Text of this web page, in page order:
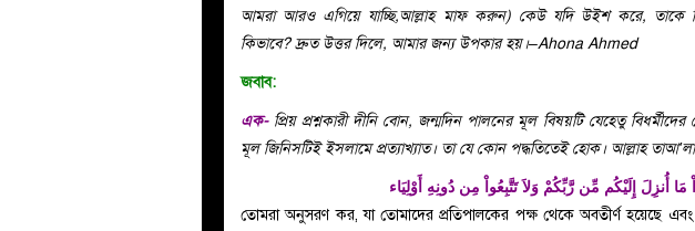
আমরা আরও এগিয়ে যাচ্ছি,আল্লাহ মাফ করুন) কেউ যদি উইশ করে, তাকে
কিভাবে? দ্রুত উত্তর দিলে, আমার জন্য উপকার হয়।–Ahona Ahmed
জবাব:
এক- প্রিয় প্রশ্নকারী দীনি বোন, জন্মদিন পালনের মূল বিষয়টি যেহেতু
মূল জিনিসটিই ইসলামে প্রত্যাখ্যাত। তা যে কোন পদ্ধতিতেই হোক। আল্লাহ
مَا أُنزِلَ إِلَيْكُم مِّن رَّبِّكُمْ وَلاَ تَتَّبِعُواْ مِن دُونِهِ أَوْلِيَاء
তোমরা অনুসরণ কর, যা তোমাদের প্রতিপালকের পক্ষ থেকে অবতীর্ণ হয়েছে